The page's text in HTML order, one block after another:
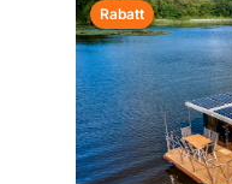
Rabatt